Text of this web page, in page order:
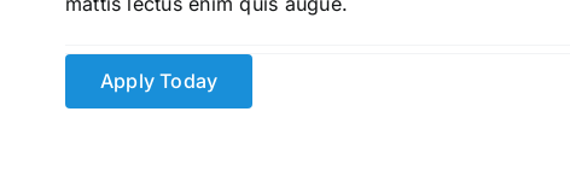
Apply Today